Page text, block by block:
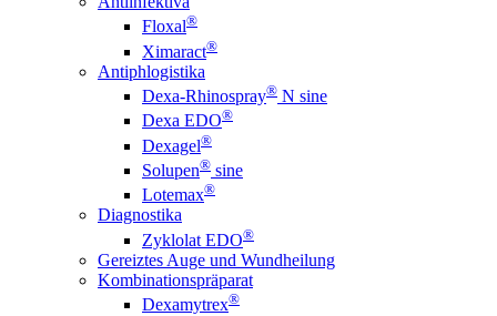
Floxal®
Ximaract®
Antiphlogistika
Dexa-Rhinospray® N sine
Dexa EDO®
Dexagel®
Solupen® sine
Lotemax®
Diagnostika
Zyklolat EDO®
Gereiztes Auge und Wundheilung
Kombinationspräparat
Dexamytrex®